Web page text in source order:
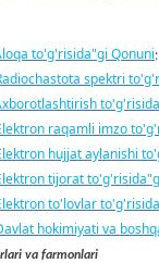
to'g'risida"gi Qonuni;
spektri
raqamli imzo
hujjat aylanishi
tijorat
to'lovlar
hokimiyati va
va farmonlari